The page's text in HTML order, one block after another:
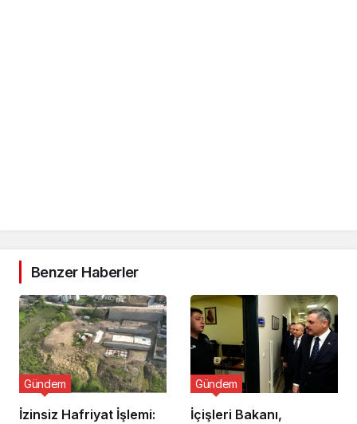
Benzer Haberler
İzinsiz Hafriyat İşlemi:
Gündem
İçişleri Bakanı,
Gündem